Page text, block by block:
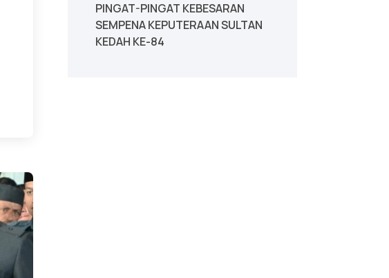
PINGAT-PINGAT KEBESARAN
SEMPENA KEPUTERAAN SULTAN
KEDAH KE-84